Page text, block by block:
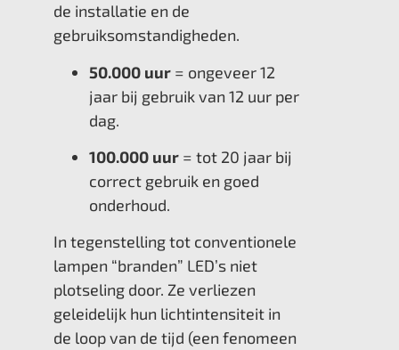
de installatie en de
gebruiksomstandigheden.
50.000 uur = ongeveer 12
jaar bij gebruik van 12 uur per
dag.
100.000 uur = tot 20 jaar bij
correct gebruik en goed
onderhoud.
In tegenstelling tot conventionele
lampen “branden” LED’s niet
plotseling door. Ze verliezen
geleidelijk hun lichtintensiteit in
de loop van de tijd (een fenomeen